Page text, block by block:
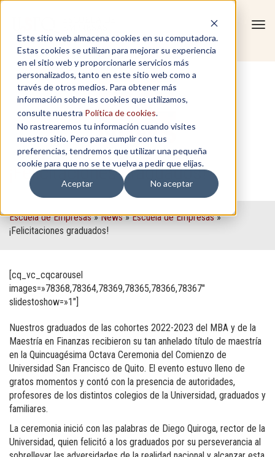
Este sitio web almacena cookies en su computadora.
Estas cookies se utilizan para mejorar su experiencia
en el sitio web y proporcionarle servicios más
personalizados, tanto en este sitio web como a
través de otros medios. Para obtener más
información sobre las cookies que utilizamos,
consulte nuestra Política de cookies.
No rastrearemos tu información cuando visites
nuestro sitio. Pero para cumplir con tus
preferencias, tendremos que utilizar una pequeña
cookie para que no se te vuelva a pedir que elijas.
Aceptar
No aceptar
¡Felicitaciones graduados!
Escuela de Empresas»News»Escuela de Empresas»
¡Felicitaciones graduados!
[cq_vc_cqcarousel
images=»78368,78364,78369,78365,78366,78367″
slidestoshow=»1″]
Nuestros graduados de las cohortes 2022-2023 del MBA y de la
Maestría en Finanzas recibieron su tan anhelado título de maestría
en la Quincuagésima Octava Ceremonia del Comienzo de
Universidad San Francisco de Quito. El evento estuvo lleno de
gratos momentos y contó con la presencia de autoridades,
profesores de los distintos colegios de la Universidad, graduados y
familiares.
La ceremonia inició con las palabras de Diego Quiroga, rector de la
Universidad, quien felicitó a los graduados por su perseverancia al